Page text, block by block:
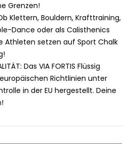
Grenzen!
Ob Klettern, Bouldern, Krafttraining,
Dance oder als Calisthenics
Athleten setzen auf Sport Chalk
Das VIA FORTIS Flüssig
Richtlinien unter
in der EU hergestellt. Deine